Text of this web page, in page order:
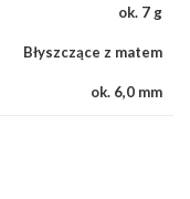
ok. 7 g
Błyszczące z matem
ok. 6,0 mm